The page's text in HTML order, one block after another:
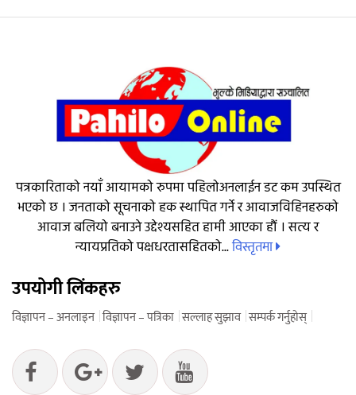
पत्रकारिताको नयाँ आयामको रुपमा पहिलोअनलाईन डट कम उपस्थित
भएको छ । जनताको सूचनाको हक स्थापित गर्ने र आवाजविहिनहरुको
आवाज बलियो बनाउने उद्देश्यसहित हामी आएका हौं । सत्य र
न्यायप्रतिको पक्षधरतासहितको...विस्तृतमा
उपयोगी लिंकहरु
विज्ञापन – अनलाइन विज्ञापन – पत्रिका सल्लाह सुझाव सम्पर्क गर्नुहोस्